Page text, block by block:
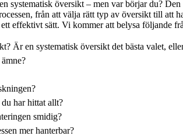
systematisk översikt – men var börjar du? Den
från att välja rätt typ av översikt till att
effektivt sätt. Vi kommer att belysa följande
Är en systematisk översikt det bästa valet,
har hittat allt?
smidig?
mer hanterbar?